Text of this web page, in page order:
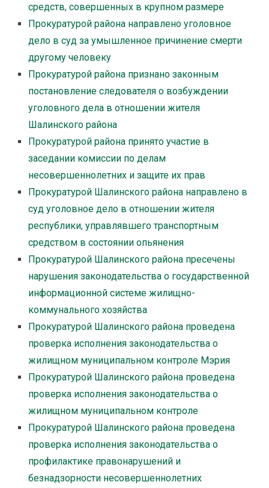
средств, совершенных в крупном размере
Прокуратурой района направлено уголовное
дело в суд за умышленное причинение смерти
другому человеку
Прокуратурой района признано законным
постановление следователя о возбуждении
уголовного дела в отношении жителя
Шалинского района
Прокуратурой района принято участие в
заседании комиссии по делам
несовершеннолетних и защите их прав
Прокуратурой Шалинского района направлено в
суд уголовное дело в отношении жителя
республики, управлявшего транспортным
средством в состоянии опьянения
Прокуратурой Шалинского района пресечены
нарушения законодательства о государственной
информационной системе жилищно-
коммунального хозяйства
Прокуратурой Шалинского района проведена
проверка исполнения законодательства о
жилищном муниципальном контроле Мэрия
Прокуратурой Шалинского района проведена
проверка исполнения законодательства о
жилищном муниципальном контроле
Прокуратурой Шалинского района проведена
проверка исполнения законодательства о
профилактике правонарушений и
безнадзорности несовершеннолетних